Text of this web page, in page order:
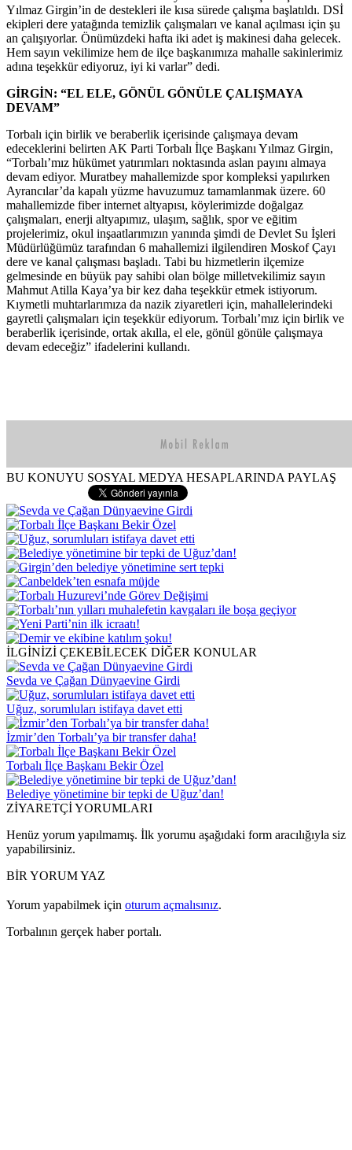
Yılmaz Girgin’in de destekleri ile kısa sürede çalışma başlatıldı. DSİ
ekipleri dere yatağında temizlik çalışmaları ve kanal açılması için şu
an çalışıyorlar. Önümüzdeki hafta iki adet iş makinesi daha gelecek.
Hem sayın vekilimize hem de ilçe başkanımıza mahalle sakinlerimiz
adına teşekkür ediyoruz, iyi ki varlar” dedi.
GİRGİN: “EL ELE, GÖNÜL GÖNÜLE ÇALIŞMAYA
DEVAM”
Torbalı için birlik ve beraberlik içerisinde çalışmaya devam
edeceklerini belirten AK Parti Torbalı İlçe Başkanı Yılmaz Girgin,
“Torbalı’mız hükümet yatırımları noktasında aslan payını almaya
devam ediyor. Muratbey mahallemizde spor kompleksi yapılırken
Ayrancılar’da kapalı yüzme havuzumuz tamamlanmak üzere. 60
mahallemizde fiber internet altyapısı, köylerimizde doğalgaz
çalışmaları, enerji altyapımız, ulaşım, sağlık, spor ve eğitim
projelerimiz, okul inşaatlarımızın yanında şimdi de Devlet Su İşleri
Müdürlüğümüz tarafından 6 mahallemizi ilgilendiren Moskof Çayı
dere ve kanal çalışması başladı. Tabi bu hizmetlerin ilçemize
gelmesinde en büyük pay sahibi olan bölge milletvekilimiz sayın
Mahmut Atilla Kaya’ya bir kez daha teşekkür etmek istiyorum.
Kıymetli muhtarlarımıza da nazik ziyaretleri için, mahallelerindeki
gayretli çalışmaları için teşekkür ediyorum. Torbalı’mız için birlik ve
beraberlik içerisinde, ortak akılla, el ele, gönül gönüle çalışmaya
devam edeceğiz” ifadelerini kullandı.
BU KONUYU SOSYAL MEDYA HESAPLARINDA PAYLAŞ
İLGİNİZİ ÇEKEBİLECEK DİĞER KONULAR
Sevda ve Çağan Dünyaevine Girdi
Uğuz, sorumluları istifaya davet etti
İzmir’den Torbalı’ya bir transfer daha!
Torbalı İlçe Başkanı Bekir Özel
Belediye yönetimine bir tepki de Uğuz’dan!
ZİYARETÇİ YORUMLARI
Henüz yorum yapılmamış. İlk yorumu aşağıdaki form aracılığıyla siz
yapabilirsiniz.
BİR YORUM YAZ
Yorum yapabilmek için oturum açmalısınız.
Torbalının gerçek haber portalı.